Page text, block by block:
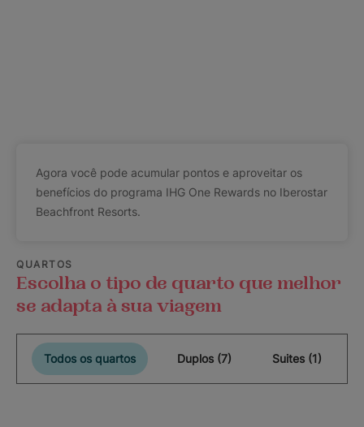
Agora você pode acumular pontos e aproveitar os
benefícios do programa IHG One Rewards no Iberostar
Beachfront Resorts.
QUARTOS
Escolha o tipo de quarto que melhor
se adapta à sua viagem
Todos os quartos Duplos (7) Suites (1)